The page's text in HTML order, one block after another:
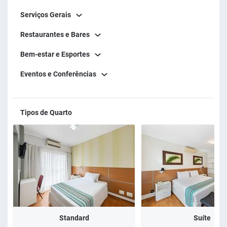
Serviços Gerais
Restaurantes e Bares
Bem-estar e Esportes
Eventos e Conferências
Tipos de Quarto
Standard Suíte